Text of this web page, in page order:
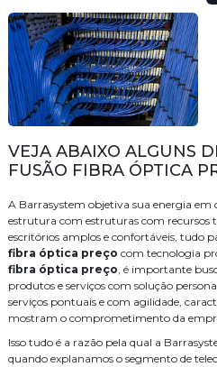
VEJA ABAIXO ALGUNS
FUSÃO FIBRA ÓPTICA
A Barrasystem objetiva sua energia em
estrutura com estruturas com recursos
escritórios amplos e confortáveis, tudo
fibra óptica preço com tecnologia
fibra óptica preço, é importante
produtos e serviços com solução
serviços pontuais e com agilidade,
mostram o comprometimento da
Isso tudo é a razão pela qual a
quando explanamos o segmento de